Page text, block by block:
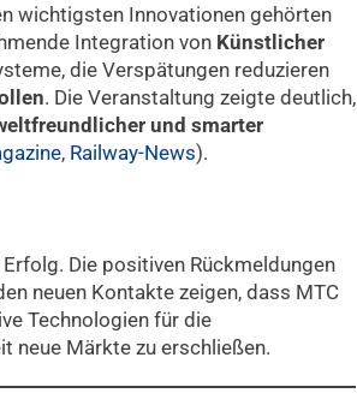
wichtigsten Innovationen gehörten
Integration von Künstlicher
die Verspätungen reduzieren
. Die Veranstaltung zeigte deutlich,
und smarter
, Railway-News).
Die positiven Rückmeldungen
neuen Kontakte zeigen, dass MTC
Technologien für die
neue Märkte zu erschließen.